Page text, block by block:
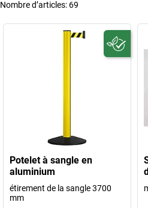
Nombre d’articles: 69
Potelet à sangle en
aluminium
étirement de la sangle 3700
mm